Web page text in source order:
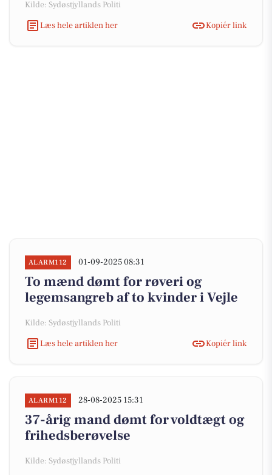
Kilde: Sydøstjyllands Politi
Læs hele artiklen her
Kopiér link
ALARM112 01-09-2025 08:31
To mænd dømt for røveri og
legemsangreb af to kvinder i Vejle
Kilde: Sydøstjyllands Politi
Læs hele artiklen her
Kopiér link
ALARM112 28-08-2025 15:31
37-årig mand dømt for voldtægt og
frihedsberøvelse
Kilde: Sydøstjyllands Politi